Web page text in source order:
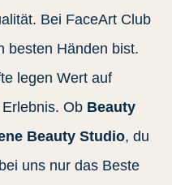
Bei FaceArt Club
besten Händen bist.
legen Wert auf
Ob Beauty
Beauty Studio, du
uns nur das Beste